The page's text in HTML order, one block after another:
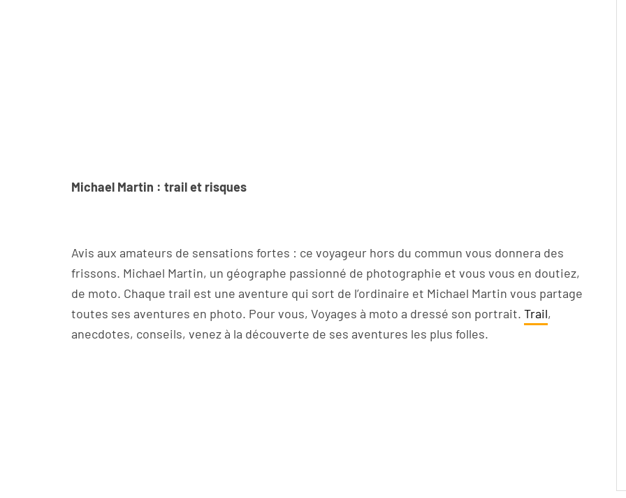
Michael Martin : trail et risques
Avis aux amateurs de sensations fortes : ce voyageur hors du commun vous donnera des
frissons. Michael Martin, un géographe passionné de photographie et vous vous en doutiez,
de moto. Chaque trail est une aventure qui sort de l’ordinaire et Michael Martin vous partage
toutes ses aventures en photo. Pour vous, Voyages à moto a dressé son portrait. Trail,
anecdotes, conseils, venez à la découverte de ses aventures les plus folles.